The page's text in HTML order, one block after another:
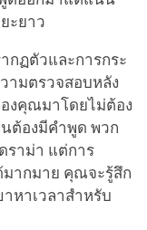
ะยาว
กฏตัวและการกระ
ามตรวจสอบหลัง
งคุณมาโดยไม่ต้อง
ต้องมีคำพูด พวก
ราม่า แต่การ
ากมาย คุณจะรู้สึก
หาเวลาสำหรับ